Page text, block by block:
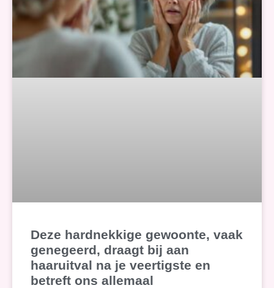
Deze hardnekkige gewoonte, vaak
genegeerd, draagt bij aan
haaruitval na je veertigste en
betreft ons allemaal